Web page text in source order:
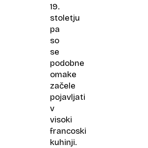
19.
stoletju
pa
so
se
podobne
omake
začele
pojavljati
v
visoki
francoski
kuhinji.